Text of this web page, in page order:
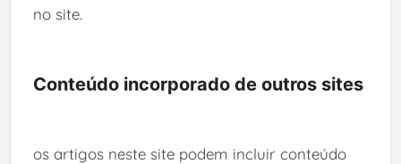
no site.
Conteúdo incorporado de outros sites
os artigos neste site podem incluir conteúdo